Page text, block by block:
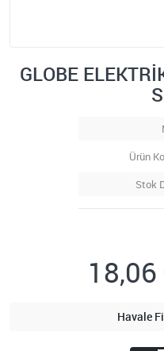
GLOBE
Ürün
Stok
18,06
Havale